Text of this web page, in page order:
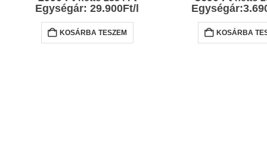
Egységár: 29.900Ft/l
KOSÁRBA TESZEM KOSÁRBA